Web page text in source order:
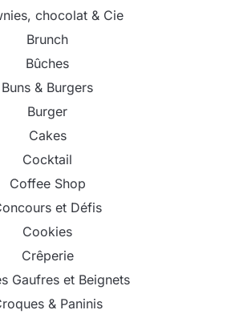
chocolat & Cie
Brunch
Bûches
Buns & Burgers
Burger
Cakes
Cocktail
Coffee Shop
et Défis
Cookies
Crêperie
Gaufres et Beignets
& Paninis